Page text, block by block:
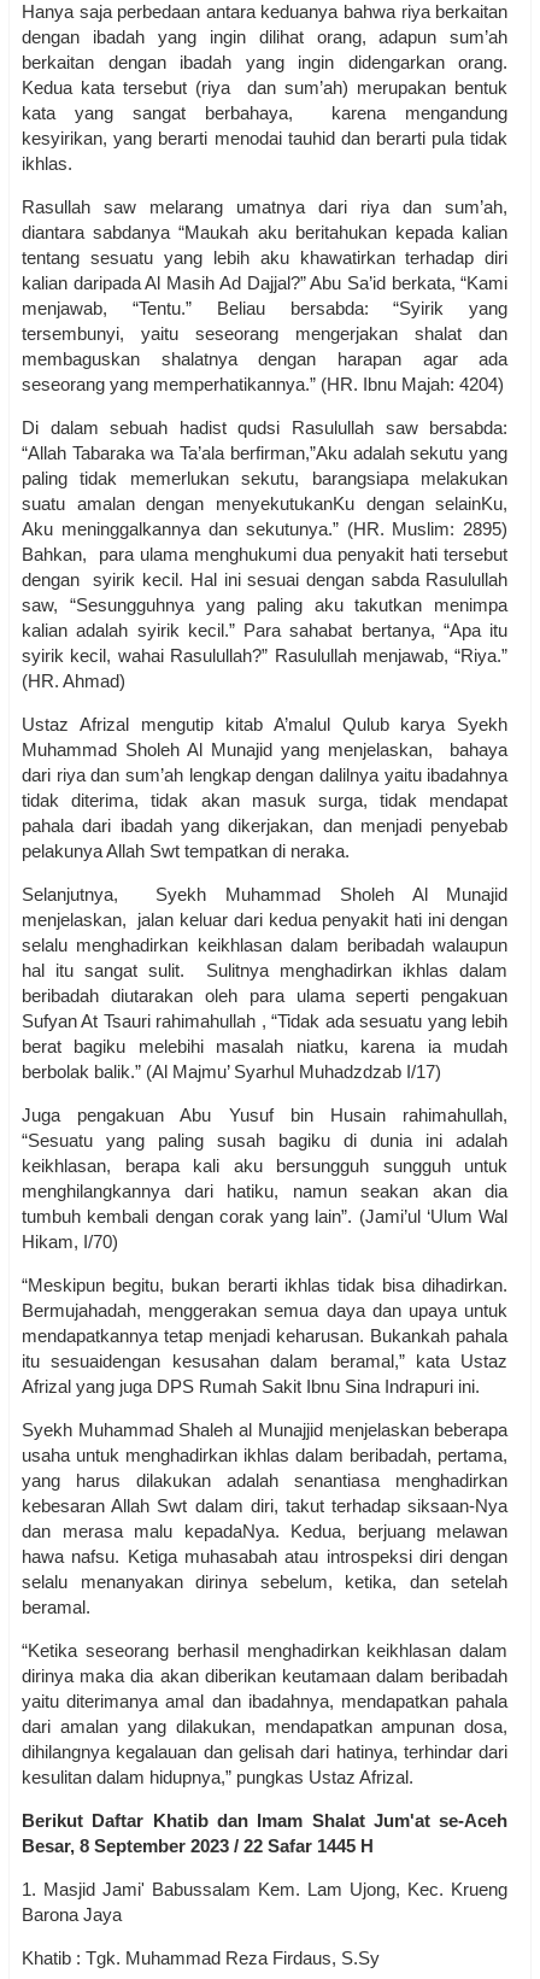
Hanya saja perbedaan antara keduanya bahwa riya berkaitan
dengan ibadah yang ingin dilihat orang, adapun sum’ah
berkaitan dengan ibadah yang ingin didengarkan orang.
Kedua kata tersebut (riya dan sum’ah) merupakan bentuk
kata yang sangat berbahaya, karena mengandung
kesyirikan, yang berarti menodai tauhid dan berarti pula tidak
ikhlas.
Rasullah saw melarang umatnya dari riya dan sum’ah,
diantara sabdanya “Maukah aku beritahukan kepada kalian
tentang sesuatu yang lebih aku khawatirkan terhadap diri
kalian daripada Al Masih Ad Dajjal?” Abu Sa’id berkata, “Kami
menjawab, “Tentu.” Beliau bersabda: “Syirik yang
tersembunyi, yaitu seseorang mengerjakan shalat dan
membaguskan shalatnya dengan harapan agar ada
seseorang yang memperhatikannya.” (HR. Ibnu Majah: 4204)
Di dalam sebuah hadist qudsi Rasulullah saw bersabda:
“Allah Tabaraka wa Ta’ala berfirman,”Aku adalah sekutu yang
paling tidak memerlukan sekutu, barangsiapa melakukan
suatu amalan dengan menyekutukanKu dengan selainKu,
Aku meninggalkannya dan sekutunya.” (HR. Muslim: 2895)
Bahkan, para ulama menghukumi dua penyakit hati tersebut
dengan syirik kecil. Hal ini sesuai dengan sabda Rasulullah
saw, “Sesungguhnya yang paling aku takutkan menimpa
kalian adalah syirik kecil.” Para sahabat bertanya, “Apa itu
syirik kecil, wahai Rasulullah?” Rasulullah menjawab, “Riya.”
(HR. Ahmad)
Ustaz Afrizal mengutip kitab A’malul Qulub karya Syekh
Muhammad Sholeh Al Munajid yang menjelaskan, bahaya
dari riya dan sum’ah lengkap dengan dalilnya yaitu ibadahnya
tidak diterima, tidak akan masuk surga, tidak mendapat
pahala dari ibadah yang dikerjakan, dan menjadi penyebab
pelakunya Allah Swt tempatkan di neraka.
Selanjutnya, Syekh Muhammad Sholeh Al Munajid
menjelaskan, jalan keluar dari kedua penyakit hati ini dengan
selalu menghadirkan keikhlasan dalam beribadah walaupun
hal itu sangat sulit. Sulitnya menghadirkan ikhlas dalam
beribadah diutarakan oleh para ulama seperti pengakuan
Sufyan At Tsauri rahimahullah , “Tidak ada sesuatu yang lebih
berat bagiku melebihi masalah niatku, karena ia mudah
berbolak balik.” (Al Majmu’ Syarhul Muhadzdzab I/17)
Juga pengakuan Abu Yusuf bin Husain rahimahullah,
“Sesuatu yang paling susah bagiku di dunia ini adalah
keikhlasan, berapa kali aku bersungguh sungguh untuk
menghilangkannya dari hatiku, namun seakan akan dia
tumbuh kembali dengan corak yang lain”. (Jami’ul ‘Ulum Wal
Hikam, I/70)
“Meskipun begitu, bukan berarti ikhlas tidak bisa dihadirkan.
Bermujahadah, menggerakan semua daya dan upaya untuk
mendapatkannya tetap menjadi keharusan. Bukankah pahala
itu sesuaidengan kesusahan dalam beramal,” kata Ustaz
Afrizal yang juga DPS Rumah Sakit Ibnu Sina Indrapuri ini.
Syekh Muhammad Shaleh al Munajjid menjelaskan beberapa
usaha untuk menghadirkan ikhlas dalam beribadah, pertama,
yang harus dilakukan adalah senantiasa menghadirkan
kebesaran Allah Swt dalam diri, takut terhadap siksaan-Nya
dan merasa malu kepadaNya. Kedua, berjuang melawan
hawa nafsu. Ketiga muhasabah atau introspeksi diri dengan
selalu menanyakan dirinya sebelum, ketika, dan setelah
beramal.
“Ketika seseorang berhasil menghadirkan keikhlasan dalam
dirinya maka dia akan diberikan keutamaan dalam beribadah
yaitu diterimanya amal dan ibadahnya, mendapatkan pahala
dari amalan yang dilakukan, mendapatkan ampunan dosa,
dihilangnya kegalauan dan gelisah dari hatinya, terhindar dari
kesulitan dalam hidupnya,” pungkas Ustaz Afrizal.
Berikut Daftar Khatib dan Imam Shalat Jum'at se-Aceh
Besar, 8 September 2023 / 22 Safar 1445 H
1. Masjid Jami' Babussalam Kem. Lam Ujong, Kec. Krueng
Barona Jaya
Khatib : Tgk. Muhammad Reza Firdaus, S.Sy